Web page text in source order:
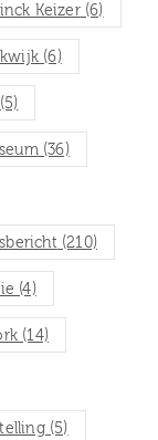
Keizer(6)
(6)
(5)
(36)
(210)
(4)
(14)
(5)